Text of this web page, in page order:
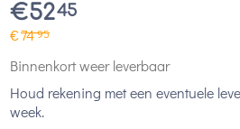
€5245
€7495
Binnenkort weer leverbaar
Houd rekening met een eventuele
week.